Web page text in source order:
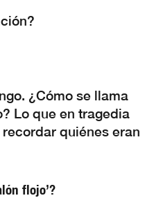
¿Cómo se llama
Lo que en tragedia
quiénes eran
flojo’?